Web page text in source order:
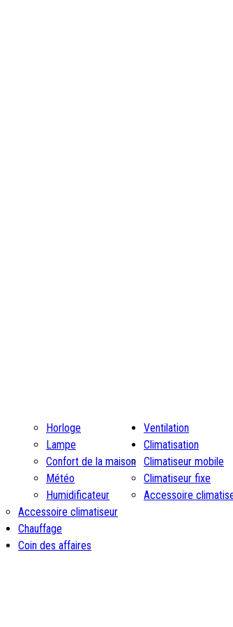
Horloge
Lampe
Confort de la maison
Météo
Humidificateur
Ventilation
Climatisation
Climatiseur mobile
Climatiseur fixe
Accessoire
Accessoire climatiseur
Chauffage
Coin des affaires